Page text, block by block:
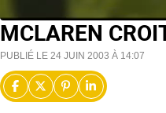
MCLAREN
PUBLIÉ LE 24 JUIN 2003 À 14:07